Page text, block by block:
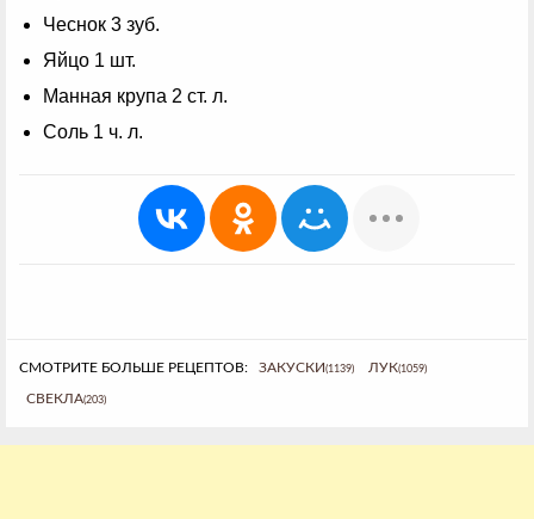
Чеснок 3 зуб.
Яйцо 1 шт.
Манная крупа 2 ст. л.
Соль 1 ч. л.
СМОТРИТЕ БОЛЬШЕ РЕЦЕПТОВ: ЗАКУСКИ(1139) ЛУК(1059)
СВЕКЛА(203)